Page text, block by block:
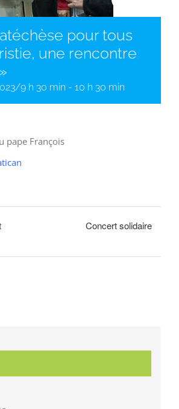
pour tous
une rencontre
9 h 30 min - 10 h 30 min
pape François
Concert solidaire